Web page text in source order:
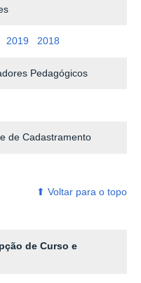
2019 2018
Pedagógicos
de Cadastramento
⬆ ‎Voltar para o topo
de Curso e